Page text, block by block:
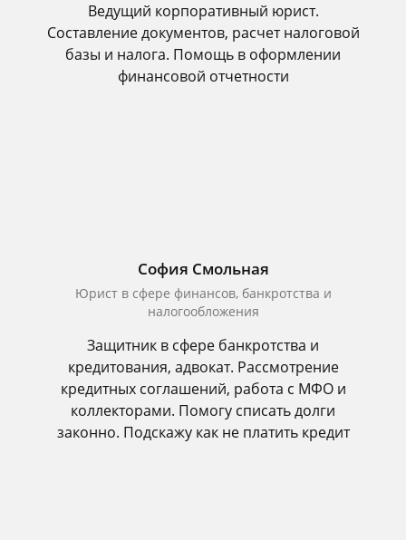
Ведущий корпоративный юрист.
Составление документов, расчет налоговой
базы и налога. Помощь в оформлении
финансовой отчетности
София Смольная
Юрист в сфере финансов, банкротства и
налогообложения
Защитник в сфере банкротства и
кредитования, адвокат. Рассмотрение
кредитных соглашений, работа с МФО и
коллекторами. Помогу списать долги
законно. Подскажу как не платить кредит